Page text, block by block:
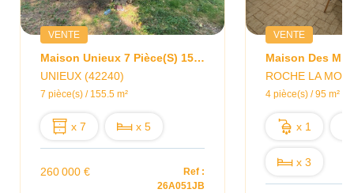
VENTE
Maison Unieux 7 Pièce(s) 155.5 M2
UNIEUX (42240)
7 pièce(s) / 155.5 m²
x 7 x 5
260 000 €
Ref :
26A051JB
VENTE
ROCHE LA
4 pièce(s) / 95 m²
x 1
x 3